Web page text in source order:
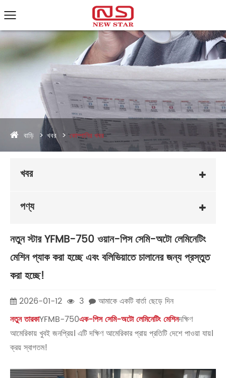
বাড়ি খবর কোম্পানির খবর
খবর
পণ্য
নতুন স্টার YFMB-750 ওয়ান-পিস সেমি-অটো লেমিনেটিং
মেশিন প্যাক করা হচ্ছে এবং বলিভিয়াতে চালানের জন্য প্রস্তুত
করা হচ্ছে!
2026-01-12 3
আমাকে একটি বার্তা ছেড়ে দিন
নতুন তারকাYFMB-750এক-পিস সেমি-অটো লেমিনেটিং মেশিনদক্ষিণ
আমেরিকায় খুবই জনপ্রিয়। এটি দক্ষিণ আমেরিকার প্রায় প্রতিটি দেশে পাওয়া যায়।
ক্রয় স্বাগতম!